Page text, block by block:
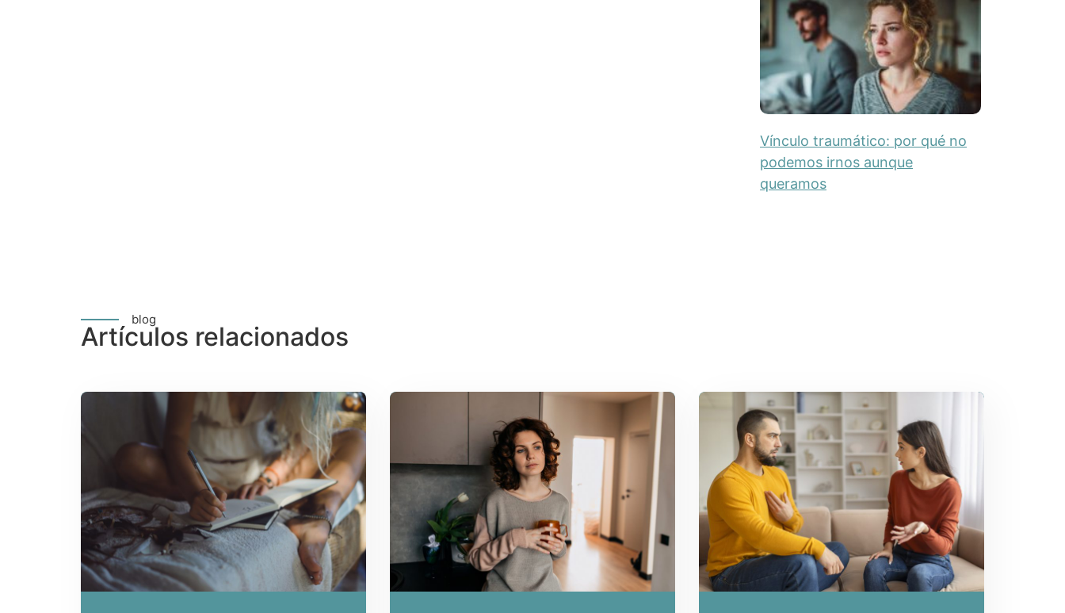
Vínculo traumático: por qué no
podemos irnos aunque
queramos
blog
Artículos relacionados